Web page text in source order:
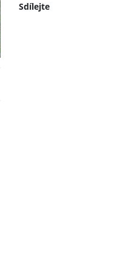
Sdílejte